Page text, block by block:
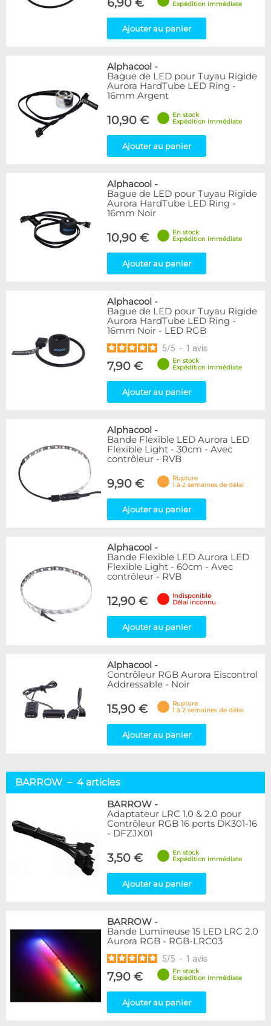
Expédition immédiate
Ajouter au panier
Alphacool -
Bague de LED pour Tuyau Rigide
Aurora HardTube LED Ring -
16mm Argent
10,90 €
En stock
Expédition immédiate
Ajouter au panier
Alphacool -
Bague de LED pour Tuyau Rigide
Aurora HardTube LED Ring -
16mm Noir
10,90 €
En stock
Expédition immédiate
Ajouter au panier
Alphacool -
Bague de LED pour Tuyau Rigide
Aurora HardTube LED Ring -
16mm Noir - LED RGB
5/5 - 1 avis
7,90 €
En stock
Expédition immédiate
Ajouter au panier
Alphacool -
Bande Flexible LED Aurora LED
Flexible Light - 30cm - Avec
contrôleur - RVB
9,90 €
Rupture
1 à 2 semaines de délai
Ajouter au panier
Alphacool -
Bande Flexible LED Aurora LED
Flexible Light - 60cm - Avec
contrôleur - RVB
12,90 €
Indisponible
Délai inconnu
Ajouter au panier
Alphacool -
Contrôleur RGB Aurora Eiscontrol
Addressable - Noir
15,90 €
Rupture
1 à 2 semaines de délai
Ajouter au panier
BARROW – 4 articles
BARROW -
Adaptateur LRC 1.0 & 2.0 pour
Contrôleur RGB 16 ports DK301-16
- DFZJX01
3,50 €
En stock
Expédition immédiate
Ajouter au panier
BARROW -
Bande Lumineuse 15 LED LRC 2.0
Aurora RGB - RGB-LRC03
5/5 - 1 avis
7,90 €
En stock
Expédition immédiate
Ajouter au panier